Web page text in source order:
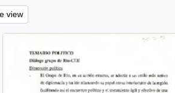
view